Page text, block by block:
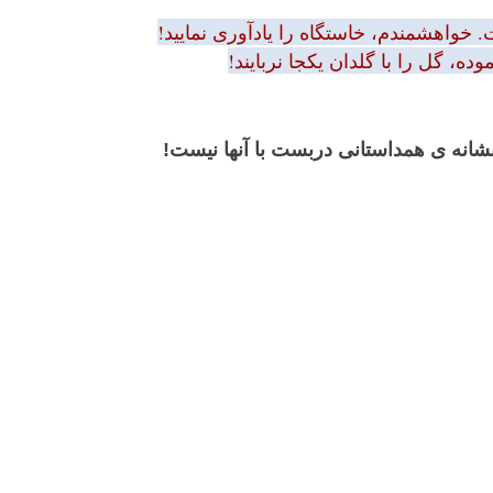
خاستگاه را یادآوری نمایید!
گل را با گلدان یکجا نربایند!
ی همداستانی دربست با آنها نیست!